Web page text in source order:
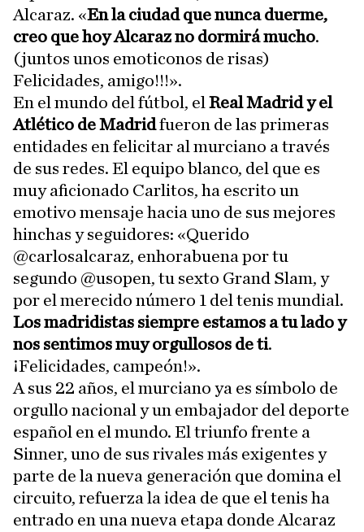
Alcaraz. «En la ciudad que nunca duerme,
creo que hoy Alcaraz no dormirá mucho.
(juntos unos emoticonos de risas)
Felicidades, amigo!!!».
En el mundo del fútbol, el Real Madrid y el
Atlético de Madridfueron de las primeras
entidades en felicitar al murciano a través
de sus redes. El equipo blanco, del que es
muy aficionado Carlitos, ha escrito un
emotivo mensaje hacia uno de sus mejores
hinchas y seguidores: «Querido
@carlosalcaraz, enhorabuena por tu
segundo @usopen, tu sexto Grand Slam, y
por el merecido número 1 del tenis mundial.
Los madridistas siempre estamos a tu lado y
nos sentimos muy orgullosos de ti.
¡Felicidades, campeón!».
A sus 22 años, el murciano ya es símbolo de
orgullo nacional y un embajador del deporte
español en el mundo. El triunfo frente a
Sinner, uno de sus rivales más exigentes y
parte de la nueva generación que domina el
circuito, refuerza la idea de que el tenis ha
entrado en una nueva etapa donde Alcaraz